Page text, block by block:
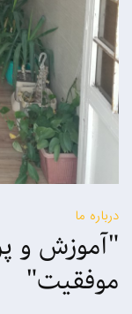
درباره ما
"آموزش و
موفقیت"